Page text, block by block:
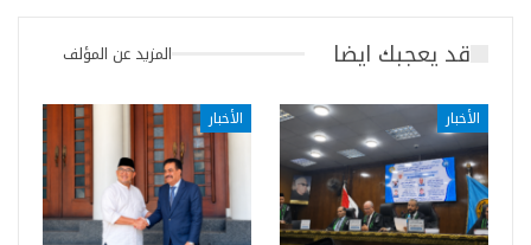
قد يعجبك ايضا المزيد عن المؤلف
الأخبار الأخبار